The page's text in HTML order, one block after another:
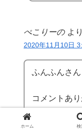
ぺこりーの よ
2020年11月10日
ふんふんさん
コメントあ
週一休肝日続
ホーム 検